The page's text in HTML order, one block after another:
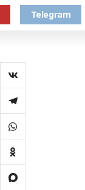
Telegram